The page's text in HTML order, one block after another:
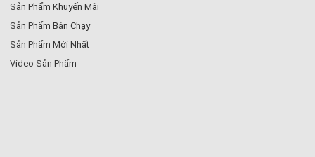
Sản Phẩm Khuyến Mãi
Sản Phẩm Bán Chạy
Sản Phẩm Mới Nhất
Video Sản Phẩm